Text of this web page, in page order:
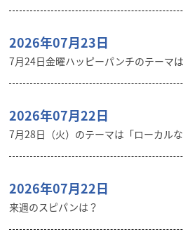
2026年07月23日
7月24日金曜ハッピーパンチのテーマ
2026年07月22日
7月28日（火）のテーマは「ローカルな
2026年07月22日
来週のスピパンは？